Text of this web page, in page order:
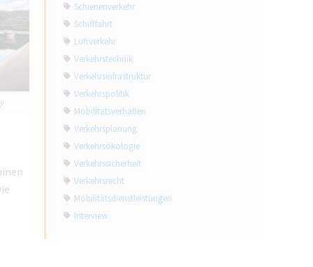
Schienenverkehr
Schifffahrt
Luftverkehr
Verkehrstechnik
Verkehrsinfrastruktur
Verkehrspolitik
Mobilitätsverhalten
Verkehrsplanung
Verkehrsökologie
Verkehrssicherheit
Verkehrsrecht
Mobilitätsdienstleistungen
Interview